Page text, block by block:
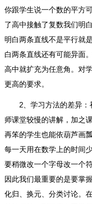
你跟学生说一个数的平方
了高中接触了复数我们明
明白两条直线不是平行就
白两条直线还有可能异面
高中就扩充为任意角。对
更高的要求。
2、学习方法的差异
师课堂较慢的讲解，加之
再笨的学生也能依葫芦画
每一天用在数学上的时间
要稍微改一个字母改一个
因此我们最重要的是要掌
化归、换元、分类讨论。